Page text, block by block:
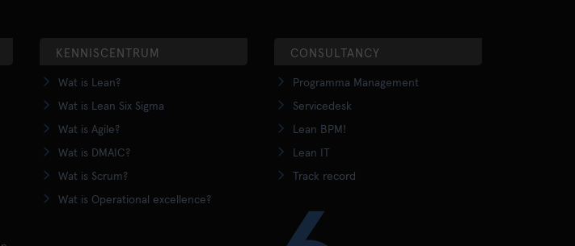
KENNISCENTRUM
Wat is Lean?
Wat is Lean Six Sigma
Wat is Agile?
Wat is DMAIC?
Wat is Scrum?
Wat is Operational excellence?
CONSULTANCY
Programma Management
Servicedesk
Lean BPM!
Lean IT
Track record